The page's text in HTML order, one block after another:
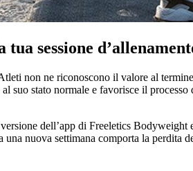
sessione
non ne riconoscono il valore al
suo stato normale e favorisce il
dell’app di Freeletics
nuova settimana comporta la perdita